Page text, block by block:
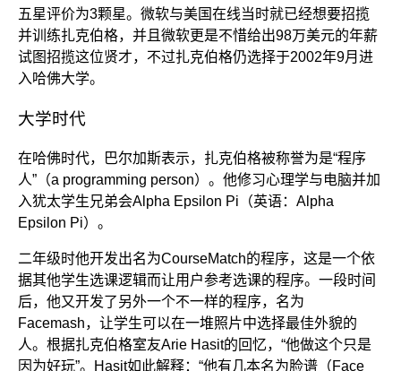
五星评价为3颗星。微软与美国在线当时就已经想要招揽
并训练扎克伯格，并且微软更是不惜给出98万美元的年薪
试图招揽这位贤才，不过扎克伯格仍选择于2002年9月进
入哈佛大学。
大学时代
在哈佛时代，巴尔加斯表示，扎克伯格被称誉为是“程序
人”（a programming person）。他修习心理学与电脑并加
入犹太学生兄弟会Alpha Epsilon Pi（英语：Alpha
Epsilon Pi）。
二年级时他开发出名为CourseMatch的程序，这是一个依
据其他学生选课逻辑而让用户参考选课的程序。一段时间
后，他又开发了另外一个不一样的程序，名为
Facemash，让学生可以在一堆照片中选择最佳外貌的
人。根据扎克伯格室友Arie Hasit的回忆，“他做这个只是
因为好玩”。Hasit如此解释：“他有几本名为脸谱（Face